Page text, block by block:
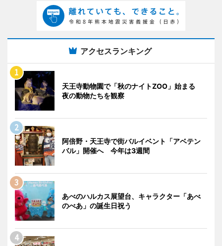
アクセスランキング
天王寺動物園で「秋のナイトZOO」始まる
夜の動物たちを観察
阿倍野・天王寺で街バルイベント「アベテン
バル」開催へ 今年は3週間
あべのハルカス展望台、キャラクター「あべ
のべあ」の誕生日祝う